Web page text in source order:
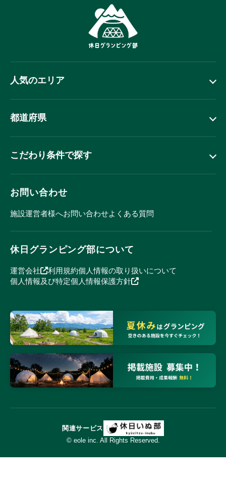
人気のエリア
都道府県
こだわり条件で探す
お問い合わせ
施設運営者様へお問い合わせよくある質問
休日グランピング部について
運営会社 利用規約個人情報の取り扱いについて
個人情報及び特定個人情報保護方針
関連サービス
© eole inc. All Rights Reserved.